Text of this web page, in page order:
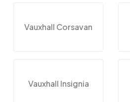
Vauxhall Corsavan
Vauxhall Insignia